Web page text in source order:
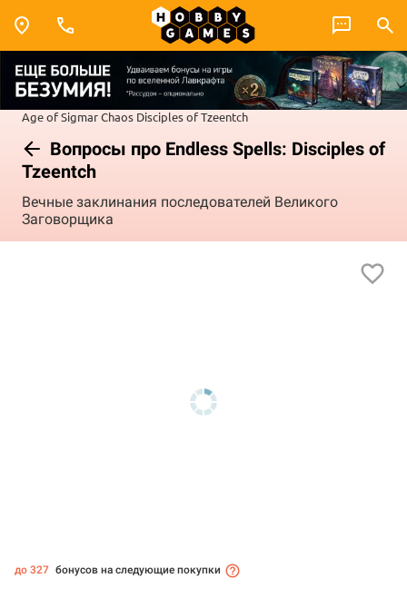
Age of SigmarChaos Disciples of Tzeentch
Вопросы про Endless Spells: Disciples of
Tzeentch
Вечные заклинания последователей Великого
Заговорщика
до 327 бонусов на следующие покупки